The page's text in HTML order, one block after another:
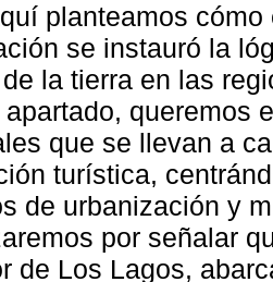
planteamos
se instauró la
la tierra en las
apartado, queremos
que se llevan a
turística,
de urbanización y
por señalar
de Los Lagos,